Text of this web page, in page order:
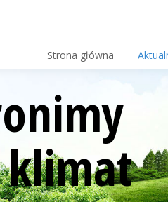
Strona główna